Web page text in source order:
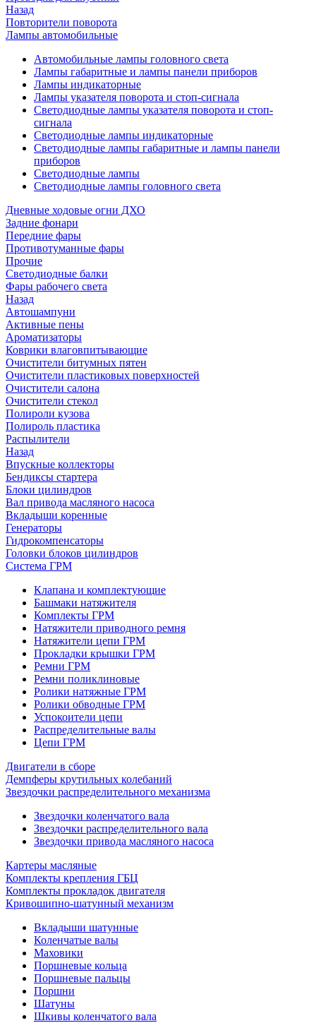
Назад
Повторители поворота
Лампы автомобильные
Автомобильные лампы головного света
Лампы габаритные и лампы панели приборов
Лампы индикаторные
Лампы указателя поворота и стоп-сигнала
Светодиодные лампы указателя поворота и стоп-
сигнала
Светодиодные лампы индикаторные
Светодиодные лампы габаритные и лампы панели
приборов
Светодиодные лампы
Светодиодные лампы головного света
Дневные ходовые огни ДХО
Задние фонари
Передние фары
Противотуманные фары
Прочие
Светодиодные балки
Фары рабочего света
Назад
Автошампуни
Активные пены
Ароматизаторы
Коврики влаговпитывающие
Очистители битумных пятен
Очистители пластиковых поверхностей
Очистители салона
Очистители стекол
Полироли кузова
Полироль пластика
Распылители
Назад
Впускные коллекторы
Бендиксы стартера
Блоки цилиндров
Вал привода масляного насоса
Вкладыши коренные
Генераторы
Гидрокомпенсаторы
Головки блоков цилиндров
Система ГРМ
Клапана и комплектующие
Башмаки натяжителя
Комплекты ГРМ
Натяжители приводного ремня
Натяжители цепи ГРМ
Прокладки крышки ГРМ
Ремни ГРМ
Ремни поликлиновые
Ролики натяжные ГРМ
Ролики обводные ГРМ
Успокоители цепи
Распределительные валы
Цепи ГРМ
Двигатели в сборе
Демпферы крутильных колебаний
Звездочки распределительного механизма
Звездочки коленчатого вала
Звездочки распределительного вала
Звездочки привода масляного насоса
Картеры масляные
Комплекты крепления ГБЦ
Комплекты прокладок двигателя
Кривошипно-шатунный механизм
Вкладыши шатунные
Коленчатые валы
Маховики
Поршневые кольца
Поршневые пальцы
Поршни
Шатуны
Шкивы коленчатого вала